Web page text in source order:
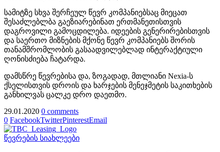
სამიტზე სხვა შერჩეულ წევრ კომპანიებსაც მიეცათ
შესაძლებლბა გაეზიარებინათ ერთმანეთისთვის
დაგროვილი გამოცდილება. იდეების გენერირებისთვის
და საერთო მიზნების მქონე წევრ კომპანიებს შორის
თანამშრომლობის გასაადვილებლად ინტერაქტიული
ღონისძიება ჩატარდა.
დამსწრე წევრებისა და, ზოგადად, მთლიანი Nexia-ს
ქსელისთვის დროის და ხარჯების მენეჯმეტის საკითხების
განხილვას ცალკე დრო დაეთმო.
29.01.2020 0 comments
0 FacebookTwitterPinterestEmail
წევრების სიახლეები